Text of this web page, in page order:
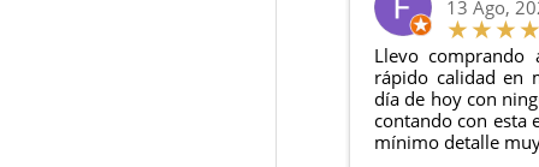
13 Ago,
Llevo
rápido calidad en
día de hoy con
contando con esta
mínimo detalle